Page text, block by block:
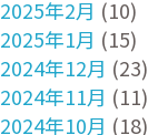
2025年2月 (10)
2025年1月 (15)
2024年12月 (23)
2024年11月 (11)
2024年10月 (18)